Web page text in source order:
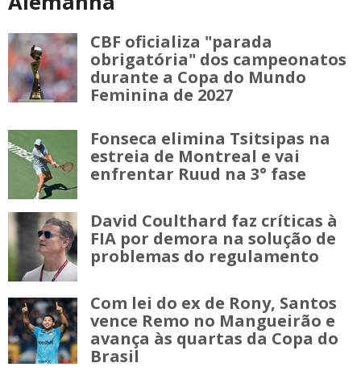
CBF oficializa "parada
obrigatória" dos campeonatos
durante a Copa do Mundo
Feminina de 2027
Fonseca elimina Tsitsipas na
estreia de Montreal e vai
enfrentar Ruud na 3° fase
David Coulthard faz críticas à
FIA por demora na solução de
problemas do regulamento
Com lei do ex de Rony, Santos
vence Remo no Mangueirão e
avança às quartas da Copa do
Brasil